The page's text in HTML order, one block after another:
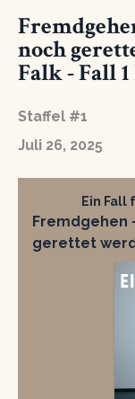
noch
Falk - Fall 1
Staffel #1
Juli 26, 2025